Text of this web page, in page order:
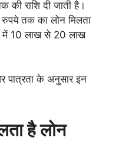
राशि दी जाती है।
तक का लोन मिलता
में 10 लाख से 20 लाख
के अनुसार इन
है लोन